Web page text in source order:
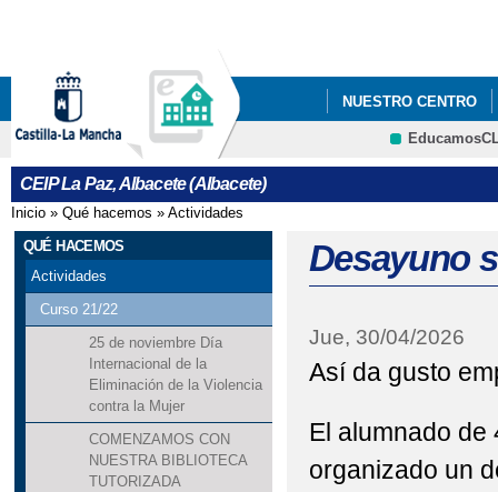
NUESTRO CENTRO
ERASMUS +
CEIP La Paz, Albacete (Albacete)
Se encuentra usted aquí
Inicio » Qué hacemos » Actividades
QUÉ HACEMOS
Actividades
Curso 21/22
25 de noviembre Día
Internacional de la
Eliminación de la Violencia
contra la Mujer
COMENZAMOS CON
NUESTRA BIBLIOTECA
TUTORIZADA
Desayuno
Jue, 30/04/2026
Así da gusto
El alumnado de
organizado un